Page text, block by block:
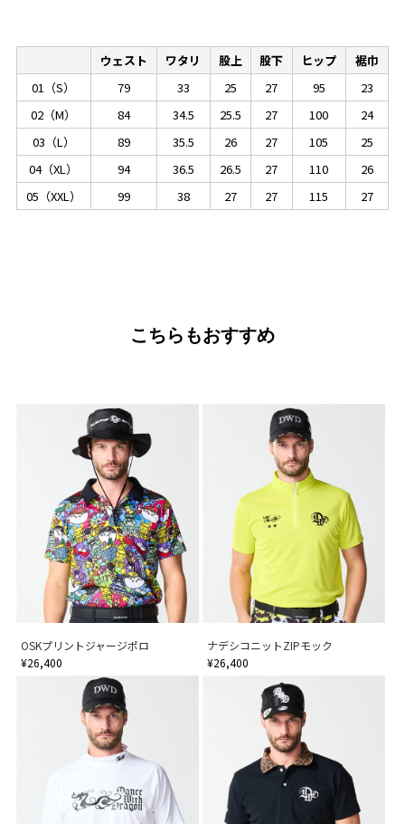
ウェスト ワタリ 股上 股下 ヒップ
裾巾
01（S）
79 33 25 27 95
23
02（M）
84 34.5 25.5 27 100
24
03（L）
89 35.5 26 27 105
25
04（XL）
94 36.5 26.5 27 110
26
05（XXL）
99 38 27 27 115 27
こちらもおすすめ
OSKプリントジャージポロ
¥26,400
ナデシコニットZIPモック
¥26,400